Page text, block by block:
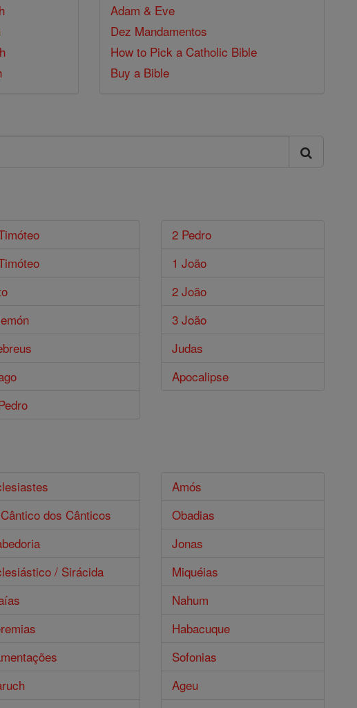
Adam & Eve
Dez Mandamentos
How to Pick a Catholic Bible
Buy a Bible
2 Pedro
1 João
2 João
3 João
Judas
Apocalipse
dos Cânticos
/ Sirácida
Amós
Obadias
Jonas
Miquéias
Nahum
Habacuque
Sofonias
Ageu